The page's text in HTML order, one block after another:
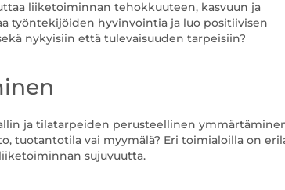
liiketoiminnan tehokkuuteen, kasvuun ja
työntekijöiden hyvinvointia ja luo positiivisen
nykyisiin että tulevaisuuden tarpeisiin?
ja tilatarpeiden perusteellinen
tuotantotila vai myymälä? Eri toimialoilla on
sujuvuutta.